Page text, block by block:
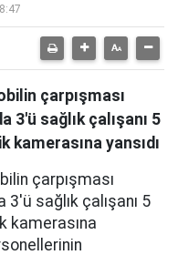
çarpışması
3'ü sağlık çalışanı 5
kamerasına yansıdı
çarpışması
sağlık çalışanı 5
kamerasına